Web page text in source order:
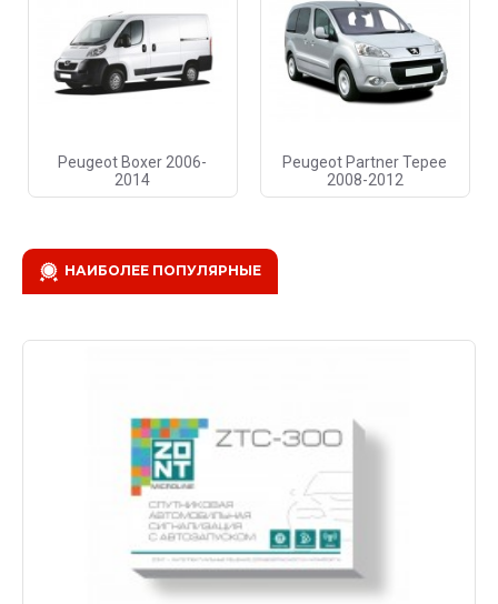
Peugeot Boxer 2006-
2014
Peugeot Partner Tepee
2008-2012
НАИБОЛЕЕ ПОПУЛЯРНЫЕ